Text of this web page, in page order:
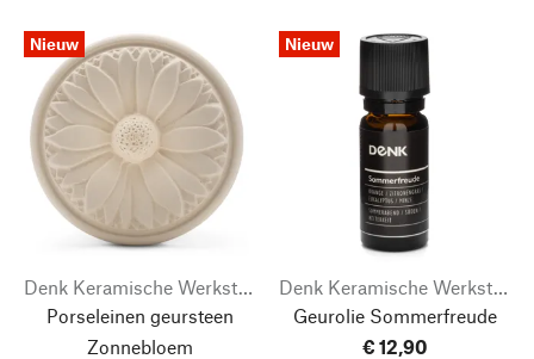
Nieuw
Denk Keramische Werkstätten
Porseleinen geursteen
Zonnebloem
Nieuw
Denk Keramische Werkstätten
Geurolie Sommerfreude
€ 12,90